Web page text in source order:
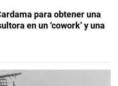
para obtener una
en un ‘cowork’ y una